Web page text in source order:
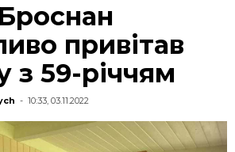
привітав
з 59-річчям
- 10:33, 03.11.2022